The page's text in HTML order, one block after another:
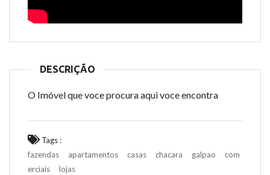
DESCRIÇÃO
O Imóvel que voce procura aqui voce encontra
Tags :
fazendas
apartamentos casas chacara galpao
com
erciais
lojas